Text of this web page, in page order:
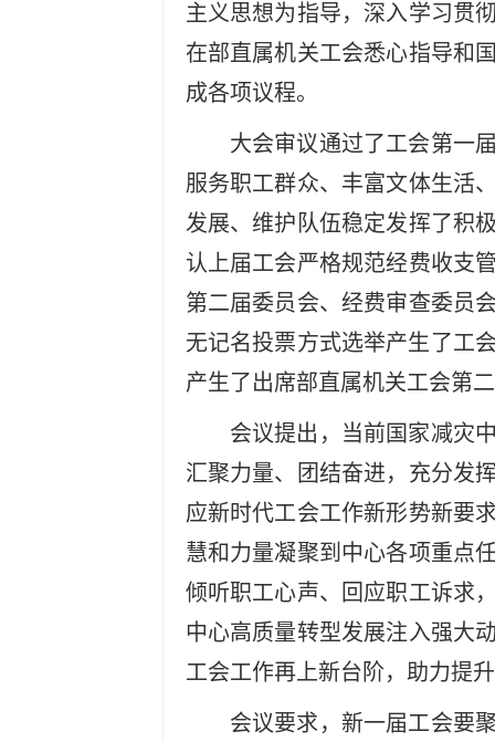
主义思想为指导，深入学习贯
在部直属机关工会悉心指导和
成各项议程。
大会审议通过了工会第一
服务职工群众、丰富文体生活
发展、维护队伍稳定发挥了积
认上届工会严格规范经费收支
第二届委员会、经费审查委员
无记名投票方式选举产生了工
产生了出席部直属机关工会第
会议提出，当前国家减灾
汇聚力量、团结奋进，充分发
应新时代工会工作新形势新要
慧和力量凝聚到中心各项重点
倾听职工心声、回应职工诉求
中心高质量转型发展注入强大
工会工作再上新台阶，助力提
会议要求，新一届工会要